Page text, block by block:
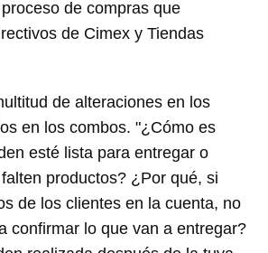
SESIÓN CANCELAR
de compras que
de Cimex y Tiendas
de alteraciones en los
en los combos. "¿Cómo es
esté lista para entregar o
productos? ¿Por qué, si
de los clientes en la cuenta, no
confirmar lo que van a entregar?